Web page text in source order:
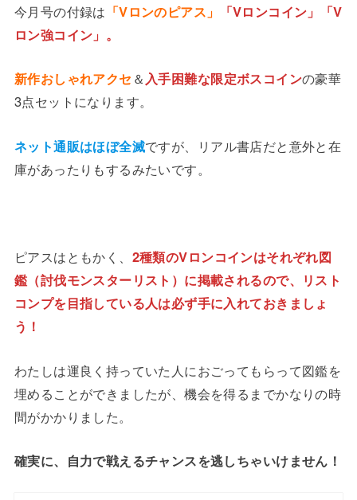
今月号の付録は 「Vロンのピアス」
「Vロンコイン」「V
ロン強コイン」。
新作おしゃれアクセ ＆ 入手困難な限定ボスコインの豪華
3点セットになります。
ネット通販はほぼ全滅ですが、リアル書店だと意外と在
庫があったりもするみたいです。
ピアスはともかく、 2種類のVロンコインはそれぞれ図
鑑（討伐モンスターリスト）に掲載されるので、リスト
コンプを目指している人は必ず手に入れておきましょ
う！
わたしは運良く持っていた人におごってもらって図鑑を
埋めることができましたが、機会を得るまでかなりの時
間がかかりました。
確実に、自力で戦えるチャンスを逃しちゃいけません！